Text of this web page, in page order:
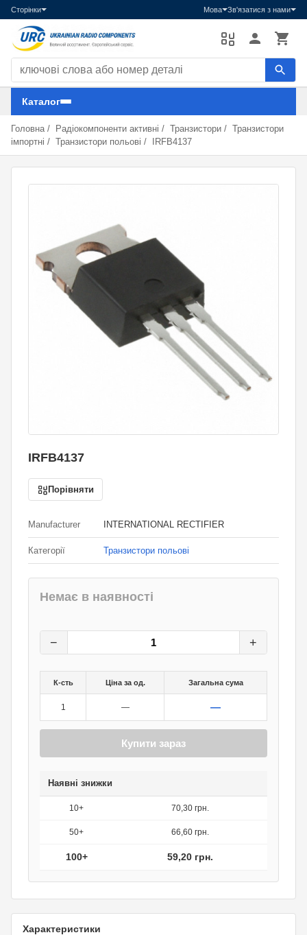
Сторінки Мова Зв'язатися з нами
Пошук компонентів
Каталог
Головна / Радіокомпоненти активні / Транзистори / Транзистори
імпортні / Транзистори польові / IRFB4137
IRFB4137
Порівняти
Manufacturer INTERNATIONAL RECTIFIER
Категорії Транзистори польові
Немає в наявності
− +
К-сть Ціна за од. Загальна сума
1 — —
Купити зараз
Наявні знижки
10+ 70,30 грн.
50+ 66,60 грн.
100+ 59,20 грн.
Характеристики